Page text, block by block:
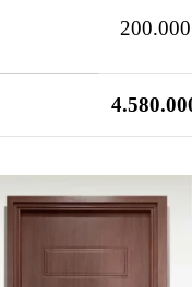
200.000